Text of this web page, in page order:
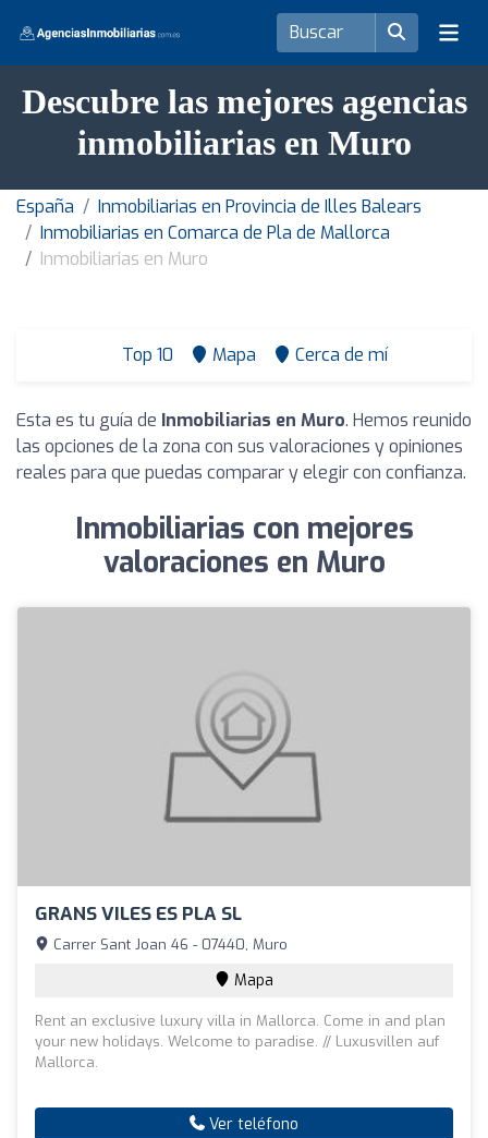
Descubre las mejores agencias
inmobiliarias en Muro
España
Inmobiliarias en Provincia de Illes Balears
Inmobiliarias en Comarca de Pla de Mallorca
Inmobiliarias en Muro
Top 10 Mapa Cerca de mí
Esta es tu guía de Inmobiliarias en Muro. Hemos reunido
las opciones de la zona con sus valoraciones y opiniones
reales para que puedas comparar y elegir con confianza.
Inmobiliarias con mejores
valoraciones en Muro
GRANS VILES ES PLA SL
Carrer Sant Joan 46 - 07440, Muro
Mapa
Rent an exclusive luxury villa in Mallorca. Come in and plan
your new holidays. Welcome to paradise. // Luxusvillen auf
Mallorca.
Ver teléfono